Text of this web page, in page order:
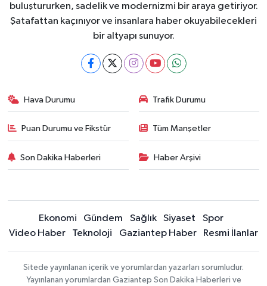
buluştururken, sadelik ve modernizmi bir araya getiriyor.
Şatafattan kaçınıyor ve insanlara haber okuyabilecekleri
bir altyapı sunuyor.
Hava Durumu Trafik Durumu
Puan Durumu ve Fikstür Tüm Manşetler
Son Dakika Haberleri Haber Arşivi
Ekonomi Gündem Sağlık Siyaset
Spor
Video Haber
Teknoloji Gaziantep Haber Resmi İlanlar
Sitede yayınlanan içerik ve yorumlardan yazarları sorumludur.
Yayınlanan yorumlardan Gaziantep Son Dakika Haberleri ve